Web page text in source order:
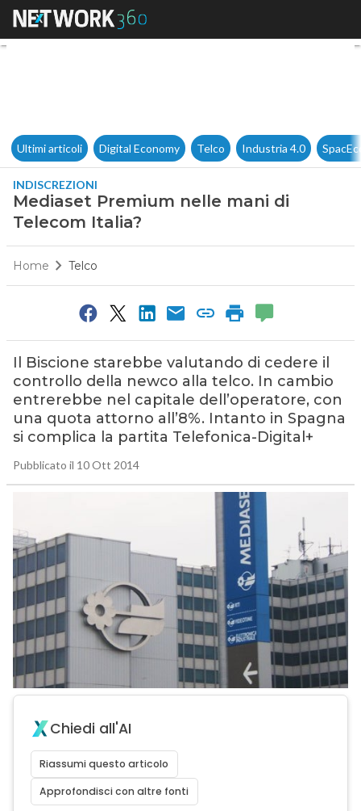
Mediaset Premium nelle
Ultimi articoli Digital Economy Telco Industria 4.0
INDISCREZIONI
Mediaset Premium nelle mani di
Telecom Italia?
Home Telco
Il Biscione starebbe valutando di cedere il
controllo della newco alla telco. In cambio
entrerebbe nel capitale dell’operatore, con
una quota attorno all’8%. Intanto in Spagna
si complica la partita Telefonica-Digital+
Pubblicato il 10 Ott 2014
Chiedi all'AI
Riassumi questo articolo
Approfondisci con altre fonti